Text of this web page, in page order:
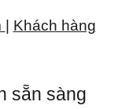
| Khách hàng
sẵn sàng